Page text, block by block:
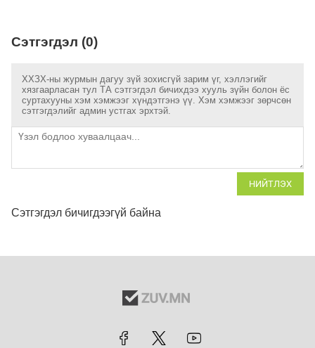
Сэтгэгдэл (0)
ХХЗХ-ны журмын дагуу зүй зохисгүй зарим үг, хэллэгийг
хязгаарласан тул ТА сэтгэгдэл бичихдээ хууль зүйн болон ёс
суртахууны хэм хэмжээг хүндэтгэнэ үү. Хэм хэмжээг зөрчсөн
сэтгэгдэлийг админ устгах эрхтэй.
НИЙТЛЭХ
Сэтгэгдэл бичигдээгүй байна